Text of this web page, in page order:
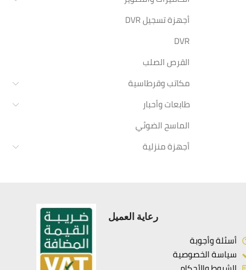
أجهزة تسجيل DVR
DVR
القرص الصلب
مكاتب وقرطاسية
طابعات وأحبار
الماسح الضوئي
أجهزة منزلية
رعاية العميل
أسئلة وأجوبة
سياسة الخصوصية